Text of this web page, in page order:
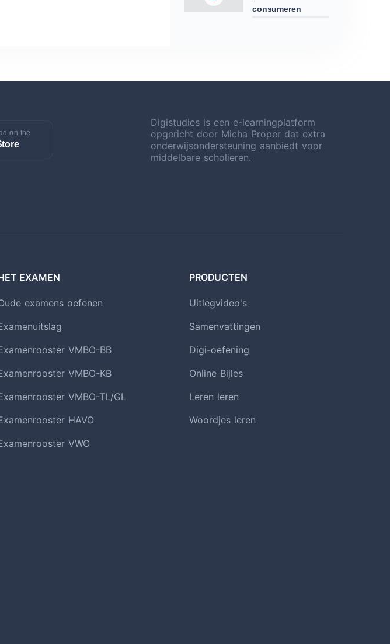
consumeren
on the
Digistudies is een e-learningplatform
opgericht door Micha Proper dat extra
onderwijsondersteuning aanbiedt voor
middelbare scholieren.
EXAMEN
examens oefenen
VMBO-BB
VMBO-KB
VMBO-TL/GL
HAVO
VWO
PRODUCTEN
Uitlegvideo's
Samenvattingen
Digi-oefening
Online Bijles
Leren leren
Woordjes leren